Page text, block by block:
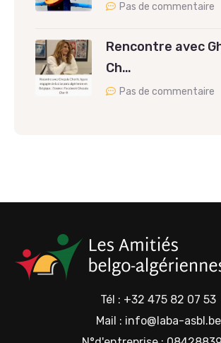
Pas de commentaire
Rencontre avec
Ch…
Pas de commentaire
Tél : +32 475 82 07 53
Mail : info@laba-asbl.be